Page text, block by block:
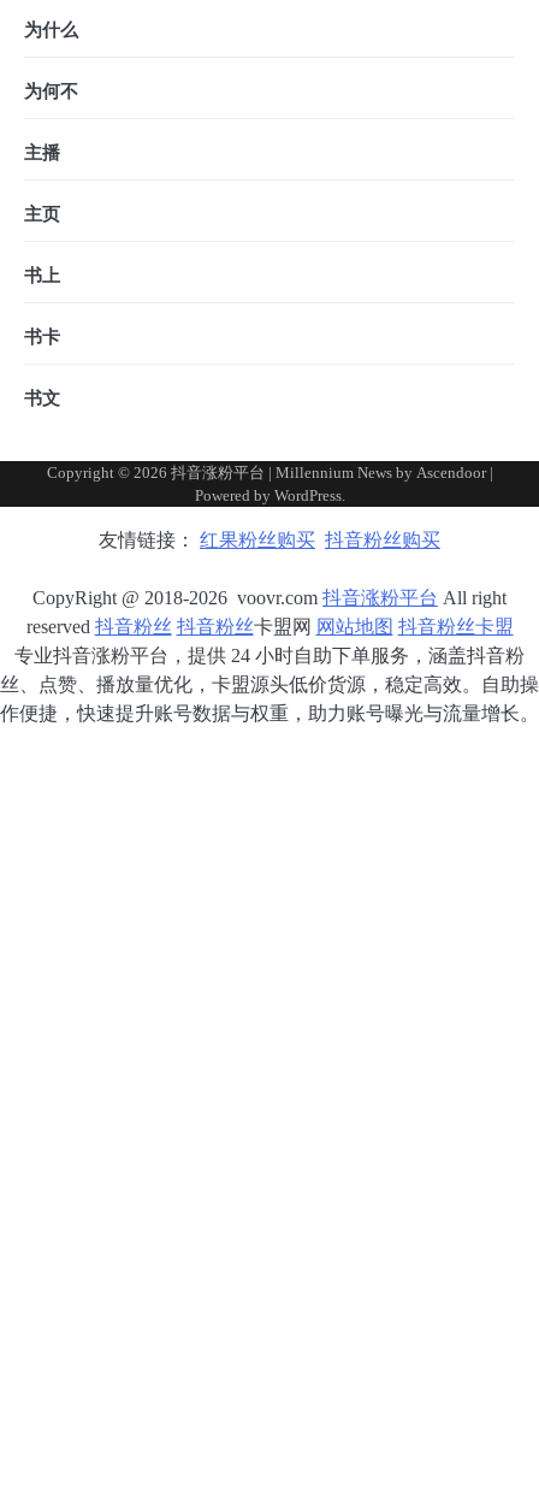
为什么
为何不
主播
主页
书上
书卡
书文
Copyright © 2026 抖音涨粉平台 | Millennium News by Ascendoor|
Powered by WordPress.
友情链接： 红果粉丝购买 抖音粉丝购买
CopyRight @ 2018-2026 voovr.com 抖音涨粉平台 All right
reserved 抖音粉丝 抖音粉丝卡盟网 网站地图 抖音粉丝卡盟
专业抖音涨粉平台，提供 24 小时自助下单服务，涵盖抖音粉
丝、点赞、播放量优化，卡盟源头低价货源，稳定高效。自助操
作便捷，快速提升账号数据与权重，助力账号曝光与流量增长。